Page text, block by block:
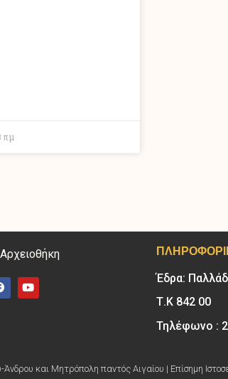
πμ
Αρχειοθήκη
Έδρα:
Τ.Κ 842 00
Τηλέφωνο :
και Μητρόπολη παντός Αιγαίου | Επίσημη